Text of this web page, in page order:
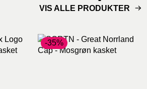
VIS ALLE PRODUKTER
-35%